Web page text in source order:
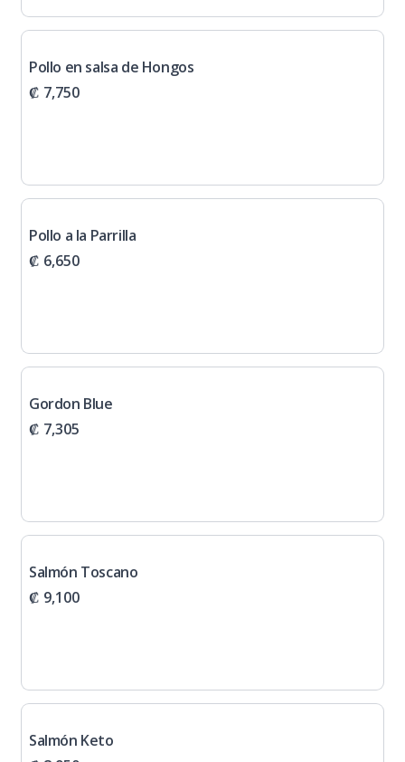
Pollo en salsa de Hongos
₡ 7,750
Pollo a la Parrilla
₡ 6,650
Gordon Blue
₡ 7,305
Salmón Toscano
₡ 9,100
Salmón Keto